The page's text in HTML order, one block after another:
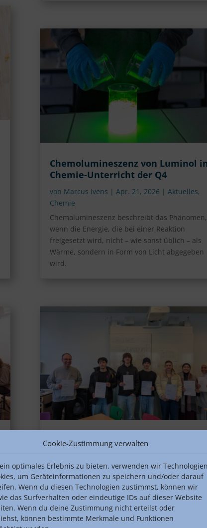
Cookie-Zustimmung verwalten
optimales Erlebnis zu bieten, verwenden wir
um Geräteinformationen zu speichern und/oder darauf
Wenn du diesen Technologien zustimmst, können wir
das Surfverhalten oder eindeutige IDs auf dieser Website
Wenn du deine Zustimmung nicht erteilst oder
können bestimmte Merkmale und Funktionen
Chemolumineszenz von Luminol
Chemie-Unterricht der Q4
von Marcus Ivens | Apr. 21, 2026 | Aktuelles,
Chemie
Chemolumineszenz beschreibt das Phänomen,
wenn die Energie, die bei einer Reaktion
freigesetzt wird, nicht – wie sonst üblich – als
Wärme, sondern in Form von Licht abgegeben
wird.
Toni-Sender-Oberstufe erfolgreich
debattiert“
vonOliver Lein|Feb. 4, 2026 |Aktuelles,
Deutsch,Jugend debattiert,Politik und
Wirtschaft
Am 04. Februar 2026 nahm die Toni-Sender-